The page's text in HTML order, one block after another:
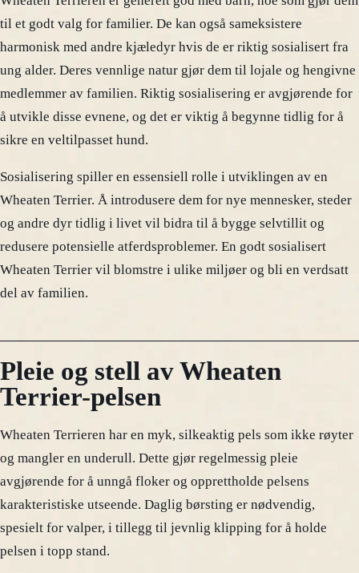
til et godt valg for familier. De kan også sameksistere
harmonisk med andre kjæledyr hvis de er riktig sosialisert fra
ung alder. Deres vennlige natur gjør dem til lojale og hengivne
medlemmer av familien. Riktig sosialisering er avgjørende for
å utvikle disse evnene, og det er viktig å begynne tidlig for å
sikre en veltilpasset hund.
Sosialisering spiller en essensiell rolle i utviklingen av en
Wheaten Terrier. Å introdusere dem for nye mennesker, steder
og andre dyr tidlig i livet vil bidra til å bygge selvtillit og
redusere potensielle atferdsproblemer. En godt sosialisert
Wheaten Terrier vil blomstre i ulike miljøer og bli en verdsatt
del av familien.
Pleie og stell av Wheaten
Terrier-pelsen
Wheaten Terrieren har en myk, silkeaktig pels som ikke røyter
og mangler en underull. Dette gjør regelmessig pleie
avgjørende for å unngå floker og opprettholde pelsens
karakteristiske utseende. Daglig børsting er nødvendig,
spesielt for valper, i tillegg til jevnlig klipping for å holde
pelsen i topp stand.